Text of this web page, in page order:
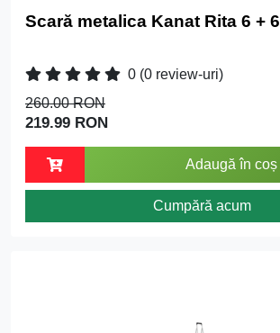
Scară metalica Kanat Rita 6 + 6
0 (0 review-uri)
260.00 RON
219.99 RON
Adaugă în coș
Cumpără acum